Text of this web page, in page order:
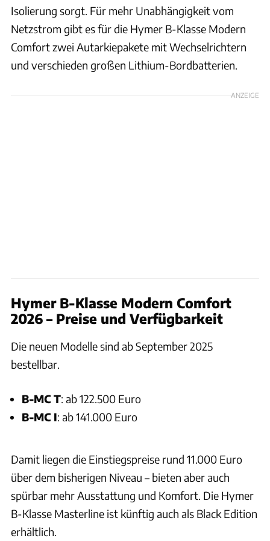
Isolierung sorgt. Für mehr Unabhängigkeit vom
Netzstrom gibt es für die Hymer B-Klasse Modern
Comfort zwei Autarkiepakete mit Wechselrichtern
und verschieden großen Lithium-Bordbatterien.
ANZEIGE
Hymer B-Klasse Modern Comfort
2026 – Preise und Verfügbarkeit
Die neuen Modelle sind ab September 2025
bestellbar.
B-MC T: ab 122.500 Euro
B-MC I: ab 141.000 Euro
Damit liegen die Einstiegspreise rund 11.000 Euro
über dem bisherigen Niveau – bieten aber auch
spürbar mehr Ausstattung und Komfort. Die Hymer
B-Klasse Masterline ist künftig auch als Black Edition
erhältlich.